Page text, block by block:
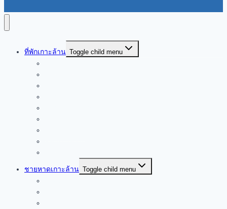
ที่พักเกาะล้าน Toggle child menu
ชายหาดเกาะล้าน Toggle child menu